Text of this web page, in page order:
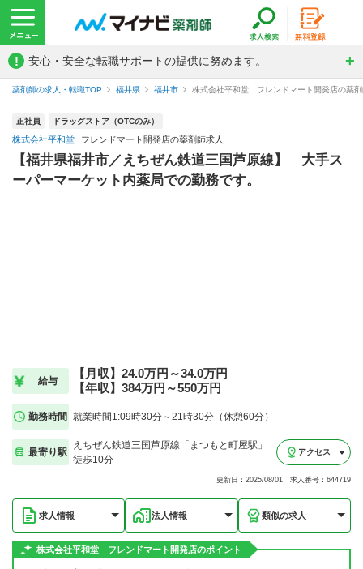
! 安心・安全な転職サポートの提供に努めます。
薬剤師の求人・転職TOP 福井県 福井市 株式会社平和堂 フレンドマート開発店の薬
正社員 ドラッグストア（OTCのみ）
株式会社平和堂 フレンドマート開発店の薬剤師求人
【福井県福井市／えちぜん鉄道三国芦原線】 大手ス
ーパーマーケット内薬局での勤務です。
給与
【月収】24.0万円～34.0万円
【年収】384万円～550万円
勤務時間 就業時間1:09時30分～21時30分（休憩60分）
最寄り駅
えちぜん鉄道三国芦原線「まつもと町屋駅」
徒歩10分
アクセス
更新日：2025/08/01 求人番号：644719
求人情報 法人情報 類似の求人
株式会社平和堂 フレンドマート開発店のポイント